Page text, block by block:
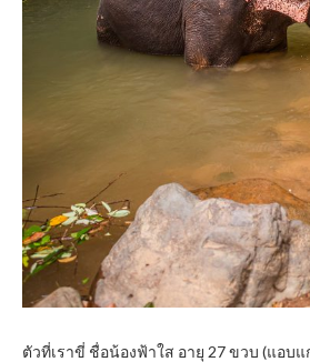
ตัวที่เราขี่ ชื่อน้องฟ้าใส อายุ 27 ขวบ (แอบ